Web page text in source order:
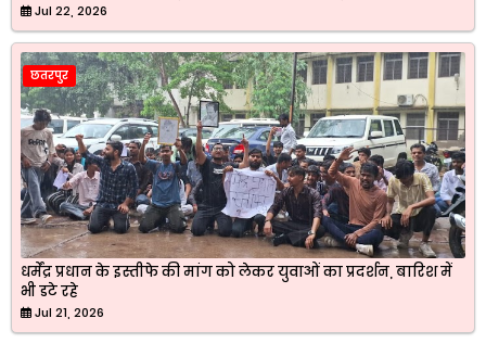
Jul 22, 2026
छतरपुर
धर्मेंद्र प्रधान के इस्तीफे की मांग को लेकर युवाओं का प्रदर्शन, बारिश में
भी डटे रहे
Jul 21, 2026